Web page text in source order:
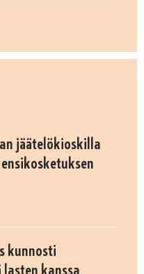
jäätelökioskilla
kunnosti
kanssa